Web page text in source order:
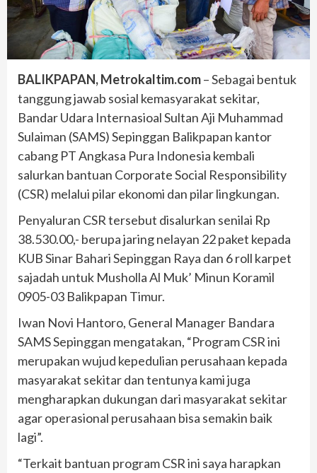
BALIKPAPAN, Metrokaltim.com– Sebagai bentuk
tanggung jawab sosial kemasyarakat sekitar,
Bandar Udara Internasioal Sultan Aji Muhammad
Sulaiman (SAMS) Sepinggan Balikpapan kantor
cabang PT Angkasa Pura Indonesia kembali
salurkan bantuan Corporate Social Responsibility
(CSR) melalui pilar ekonomi dan pilar lingkungan.
Penyaluran CSR tersebut disalurkan senilai Rp
38.530.00,- berupa jaring nelayan 22 paket kepada
KUB Sinar Bahari Sepinggan Raya dan 6 roll karpet
sajadah untuk Musholla Al Muk’ Minun Koramil
0905-03 Balikpapan Timur.
Iwan Novi Hantoro, General Manager Bandara
SAMS Sepinggan mengatakan, “Program CSR ini
merupakan wujud kepedulian perusahaan kepada
masyarakat sekitar dan tentunya kami juga
mengharapkan dukungan dari masyarakat sekitar
agar operasional perusahaan bisa semakin baik
lagi”.
“Terkait bantuan program CSR ini saya harapkan